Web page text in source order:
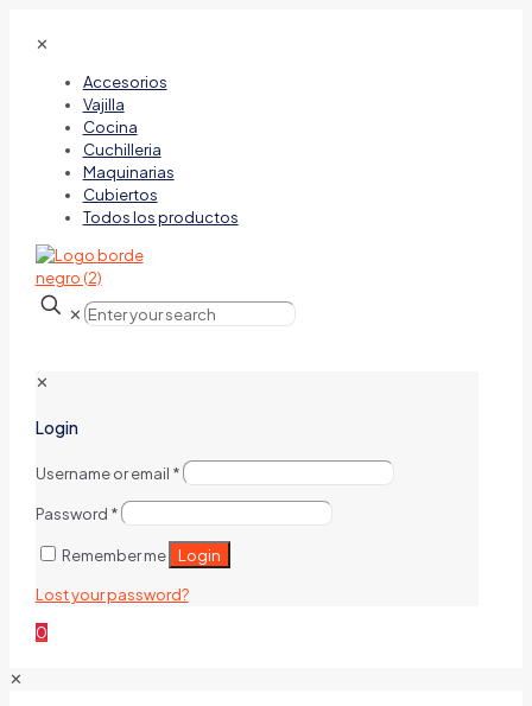
✕
Accesorios
Vajilla
Cocina
Cuchilleria
Maquinarias
Cubiertos
Todos los productos
✕
✕
Login
Username or email *
Password *
Remember me Login
Lost your password?
0
✕